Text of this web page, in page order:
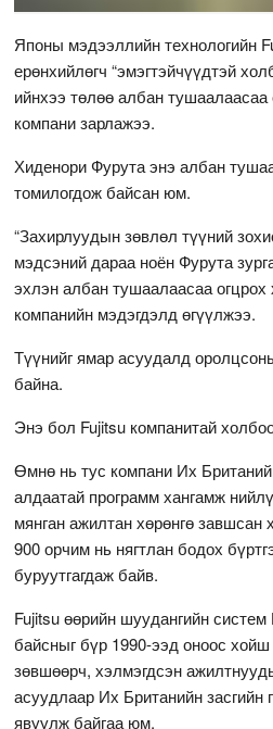
Японы мэдээллийн технологийн
ерөнхийлөгч “эмэгтэйчүүдтэй
ийнхээ төлөө албан тушаалаасаа
компани зарлажээ.
Хиденори Фурута энэ албан
томилогдож байсан юм.
“Захирлуудын зөвлөл түүний
мэдсэний дараа ноён Фурута
эхлэн албан тушаалаасаа огцрох
компанийн мэдэгдэлд өгүүлжээ.
Түүнийг ямар асуудалд
байна.
Энэ бол Fujitsu компанитай
Өмнө нь тус компани Их
алдаатай программ хангамж
мянган ажилтан хөрөнгө завшсан
900 орчим нь нягтлан бодох
буруутгагдаж байв.
Fujitsu өөрийн шуудангийн
байсныг бүр 1990-ээд оноос
зөвшөөрч, хэлмэгдсэн
асуудлаар Их Британийн засгийн
явуулж байгаа юм.